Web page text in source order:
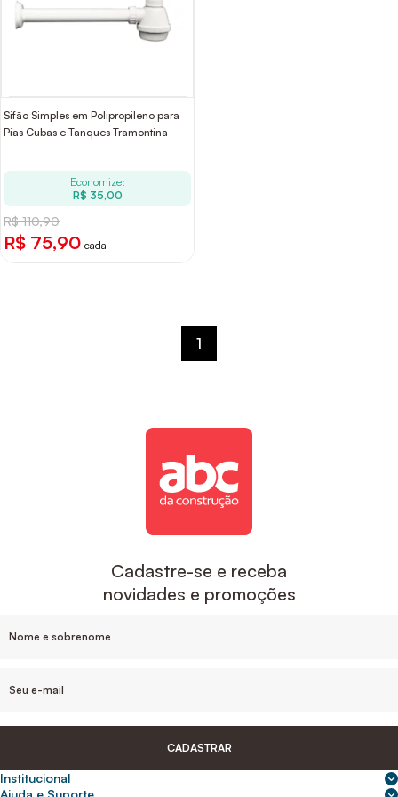
Sifão Simples em Polipropileno para
Pias Cubas e Tanques Tramontina
Economize:
R$ 35,00
R$ 110,90
R$ 75,90 cada
1
Cadastre-se e receba
novidades e promoções
CADASTRAR
Institucional
Sobre nós
Ajuda e Suporte